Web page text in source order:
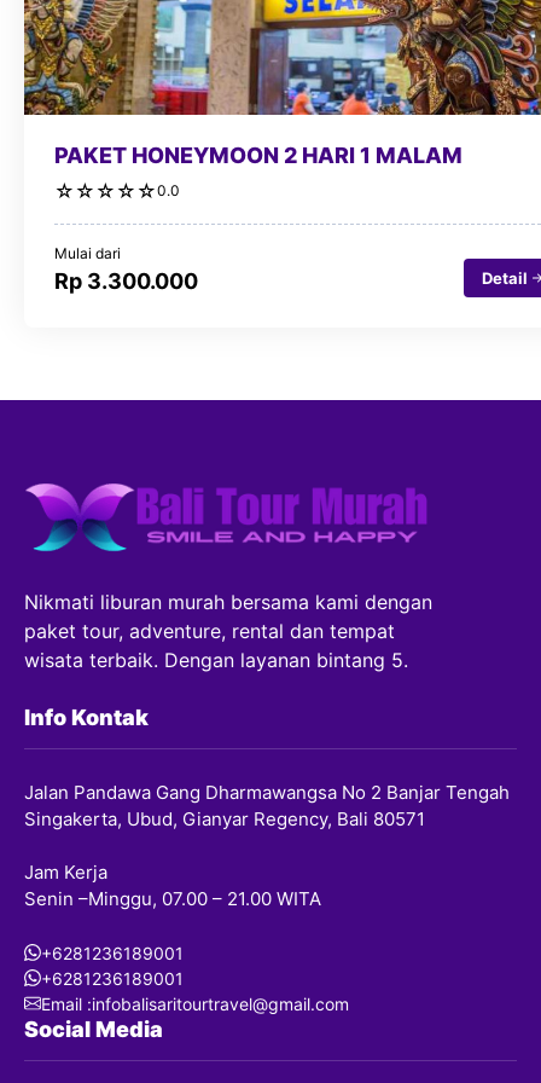
PAKET HONEYMOON 2 HARI 1 MALAM
☆ ☆ ☆ ☆ ☆0.0
Mulai dari
Rp 3.300.000 Detail
Nikmati liburan murah bersama kami dengan
paket tour, adventure, rental dan tempat
wisata terbaik. Dengan layanan bintang 5.
Info Kontak
Jalan Pandawa Gang Dharmawangsa No 2 Banjar Tengah
Singakerta, Ubud, Gianyar Regency, Bali 80571
Jam Kerja
Senin –Minggu, 07.00 – 21.00 WITA
+6281236189001
+6281236189001
Email :infobalisaritourtravel@gmail.com
Social Media